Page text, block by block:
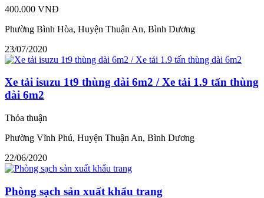
400.000 VNĐ
Phường Bình Hòa, Huyện Thuận An, Bình Dương
23/07/2020
Xe tải isuzu 1t9 thùng dài 6m2 / Xe tải 1.9 tấn thùng
dài 6m2
Thỏa thuận
Phường Vĩnh Phú, Huyện Thuận An, Bình Dương
22/06/2020
Phòng sạch sản xuất khẩu trang